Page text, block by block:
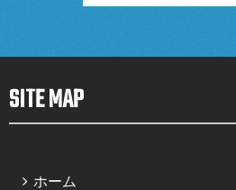
SITE MAP
ホーム